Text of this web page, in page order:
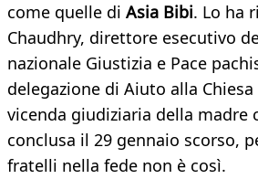
come quelle di Asia Bibi. Lo ha
Chaudhry, direttore esecutivo
nazionale Giustizia e Pace
delegazione di Aiuto alla Chiesa
vicenda giudiziaria della madre
conclusa il 29 gennaio scorso,
fratelli nella fede non è così.